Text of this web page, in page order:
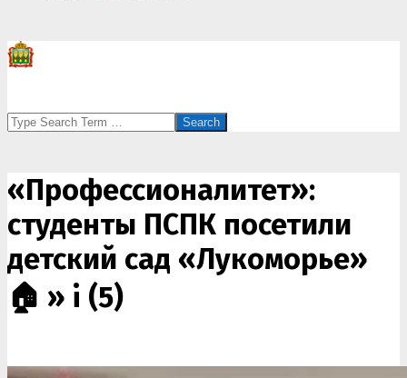
Search
«Профессионалитет»:
студенты ПСПК посетили
детский сад «Лукоморье»
🏠 » i (5)